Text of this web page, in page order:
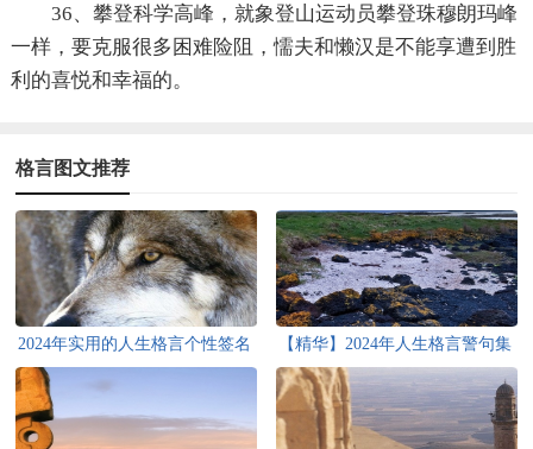
36、攀登科学高峰，就象登山运动员攀登珠穆朗玛峰
一样，要克服很多困难险阻，懦夫和懒汉是不能享遭到胜
利的喜悦和幸福的。
格言图文推荐
2024年实用的人生格言个性签名
【精华】2024年人生格言警句集
锦36句